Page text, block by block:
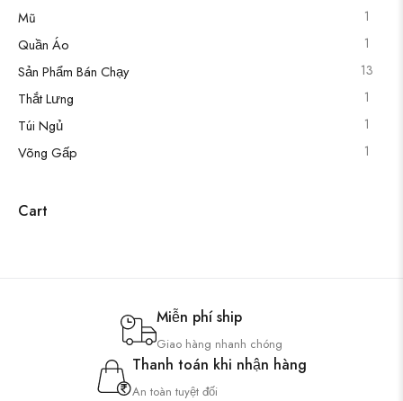
Mũ 1
Quần Áo 1
Sản Phẩm Bán Chạy 13
Thắt Lưng 1
Túi Ngủ 1
Võng Gấp 1
Cart
Miễn phí ship
Giao hàng nhanh chóng
Thanh toán khi nhận hàng
An toàn tuyệt đối